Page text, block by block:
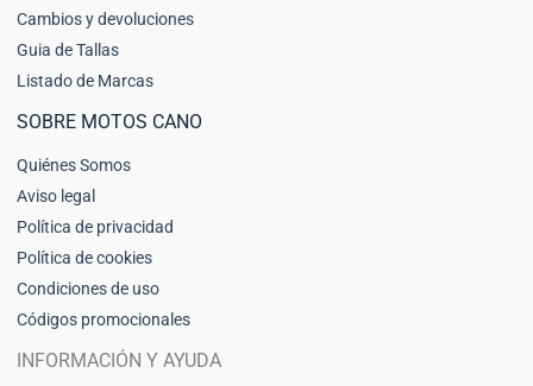
Cambios y devoluciones
Guia de Tallas
Listado de Marcas
SOBRE MOTOS CANO
Quiénes Somos
Aviso legal
Política de privacidad
Política de cookies
Condiciones de uso
Códigos promocionales
INFORMACIÓN Y AYUDA